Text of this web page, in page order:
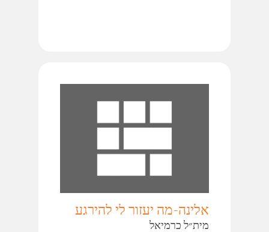
אלינה-מה יעזור לי להירגע
מית״ל כרמיאל